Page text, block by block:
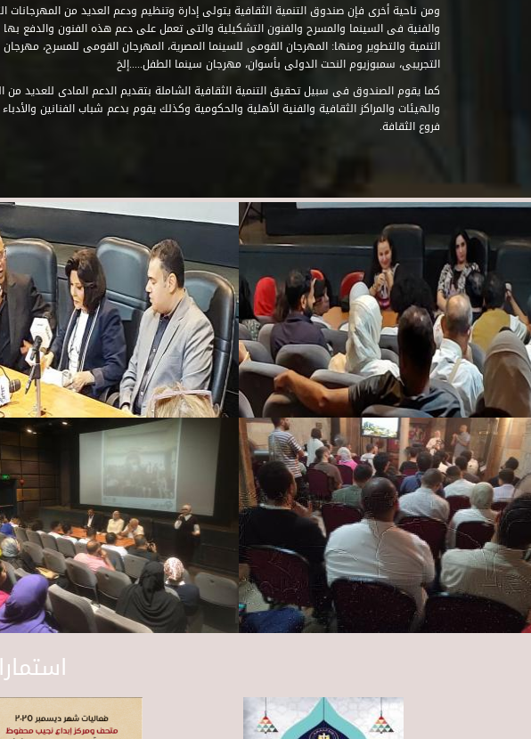
ومن ناحية أخرى فإن صندوق التنمية الثقافية يتولى إدارة وتنظيم ودعم العديد من المهرجانات
والفنية فى السينما والمسرح والفنون التشكيلية والتى تعمل على دعم هذه الفنون والدفع
التنمية والتطوير ومنها: المهرجان القومى للسينما المصرية، المهرجان القومى للمسرح،
التجريبى، سمبوزيوم النحت الدولى بأسوان، مهرجان سينما الطفل.....إلخ
كما يقوم الصندوق فى سبيل تحقيق التنمية الثقافية الشاملة بتقديم الدعم المادى للعديد من
والهيئات والمراكز الثقافية والفنية الأهلية والحكومية وكذلك يقوم بدعم شباب الفنانين
فروع الثقافة.